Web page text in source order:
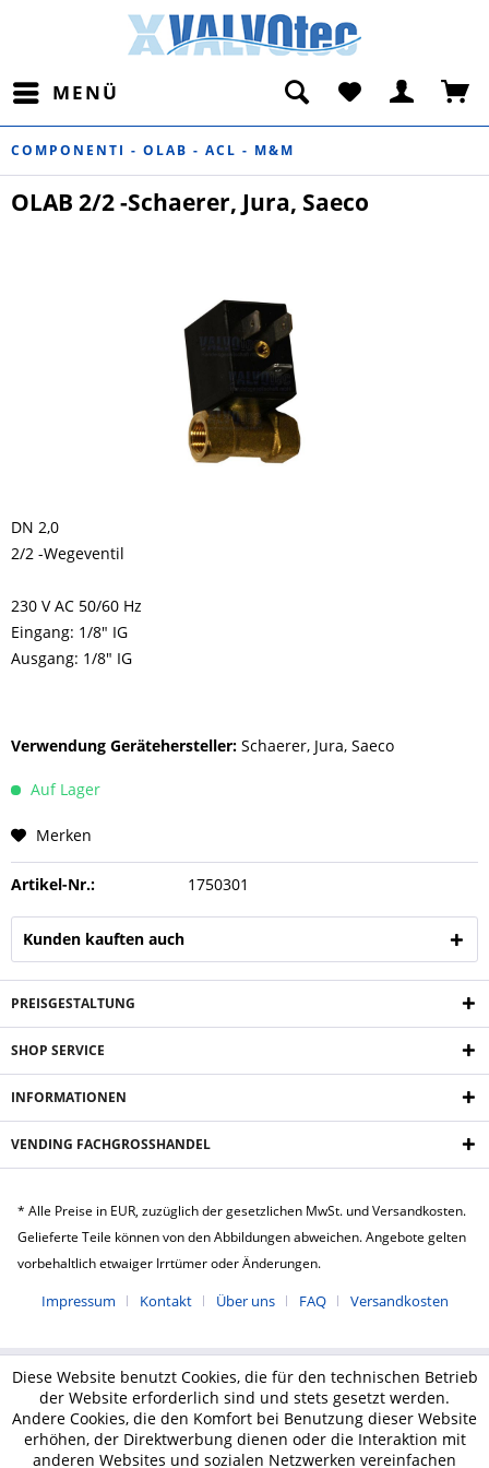
MENÜ
COMPONENTI - OLAB - ACL - M&M
OLAB 2/2 -Schaerer, Jura, Saeco
DN 2,0
2/2 -Wegeventil
230 V AC 50/60 Hz
Eingang: 1/8" IG
Ausgang: 1/8" IG
Verwendung Gerätehersteller: Schaerer, Jura, Saeco
Auf Lager
Merken
Artikel-Nr.: 1750301
Kunden kauften auch
PREISGESTALTUNG
SHOP SERVICE
INFORMATIONEN
VENDING FACHGROSSHANDEL
* Alle Preise in EUR, zuzüglich der gesetzlichen MwSt. und Versandkosten.
Gelieferte Teile können von den Abbildungen abweichen. Angebote gelten
vorbehaltlich etwaiger Irrtümer oder Änderungen.
Impressum Kontakt Über uns FAQ Versandkosten
Diese Website benutzt Cookies, die für den technischen Betrieb
der Website erforderlich sind und stets gesetzt werden.
Andere Cookies, die den Komfort bei Benutzung dieser Website
erhöhen, der Direktwerbung dienen oder die Interaktion mit
anderen Websites und sozialen Netzwerken vereinfachen